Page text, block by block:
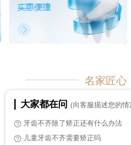
都需要及时的治疗，这样才能
名家匠心
Copyright © 2012-
官方电话
商务合作：
大家都在问 (向客服描述您的
牙齿不齐除了矫正还有什么办法
儿童牙齿不齐需要矫正吗